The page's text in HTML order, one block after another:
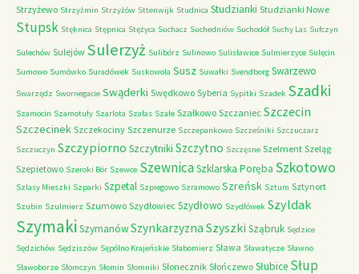
Strzyżewo Strzyżmin Strzyżów Sttenwijk Studnica Studzianki Studzianki Nowe
Stupsk Stęknica Stępnica Stężyca Suchacz Suchedniów Suchodół Suchy Las Sufczyn
Sulechów Sulejów Sulerzyż Sulibórz Sulinowo Sulisławice Sulmierzyce Sulęcin
Sumowo Sumówko Suradówek Suskowola Susz Suwałki Svendborg Swarzewo
Swarzędz Swornegacie Swąderki Swędkowo Syberia Sypitki Szadek Szadki
Szamocin Szamotuły Szarlota Szałas Szałe Szałkowo Szczaniec Szczecin
Szczecinek Szczekociny Szczenurze Szczepankowo Szcześniki Szczuczarz
Szczuczyn Szczypiorno Szczytniki Szczytno Szczęsne Szelment Szeląg
Szepietowo Szeroki Bór Szewce SzewnicaSzklarska Poręba Szkotowo
Szlasy Mieszki Szparki Szpetal Szpiegowo Szramowo Szreńsk Sztum Sztynort
Szubin Szulmierz Szumowo Szydłowiec Szydłowo Szydłówek Szyldak
Szymaki SzymanówSzynkarzyzna Szyszki Sząbruk Sędzice
Sędzichów Sędziszów Sępólno Krajeńskie Słabomierz Sława Sławatycze Sławno
Sławoborze Słomczyn Słomin Słomniki Słonecznik Słończewo Słubice Słup